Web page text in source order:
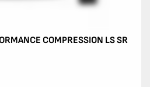
COMPRESSION LS SR